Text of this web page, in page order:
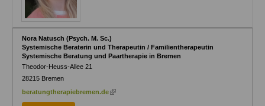
Nora Natusch (Psych. M. Sc.)
Systemische Beraterin und Therapeutin / Familientherapeutin
Systemische Beratung und Paartherapie in Bremen
Theodor-Heuss-Allee 21
28215 Bremen
beratungtherapiebremen.de (link